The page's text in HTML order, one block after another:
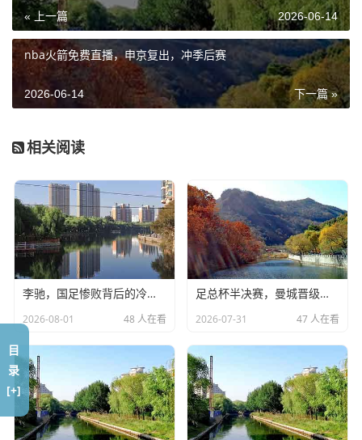
生活中的“詹姆斯时刻”：对抗地心引力的普通
人
咱们把视角拉回到普通人的生活里，为什么我们这么容易被
了。
我想给大家讲个真事儿，我有个发小，大学时是校队主力控
卫，那股子拼劲儿，每天早上五点起来练运球，发誓要打职
业，结果呢？毕业进了大厂，996成了常态，第一次聚会，
他还带球鞋说要跟我单挑，第二次聚会，他肚子已经挺出来
了，说“最近腰疼，改天吧”，第三次聚会，他连球鞋都懒得
带了，手里拿着保温杯,里面泡着枸杞。
这就是生活，我们大多数人都在和岁月做着某种程度的“苟
且”，我们会告诉自己：“老了，拼不动了”，“歇歇吧，差不多
得了”。
但詹姆斯是个什么怪物？
这就好比一台跑了20年的老爷车，别的车早就报废进厂拆零
« 上一篇 2026-06-14
nba火箭免费直播，申京复出，冲季后赛
下一篇 »
2026-06-14
相关阅读
李驰，国足惨败背后的冷思考
2026-08-01 48 人在看
足总杯半决赛，曼城晋级，考文垂惊天逆转
2026-07-31 47 人在看
目
录
[+]